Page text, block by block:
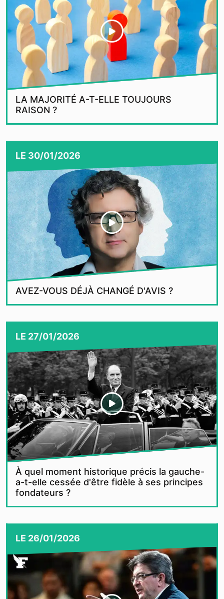
LA MAJORITÉ A-T-ELLE TOUJOURS
RAISON ?
LE 30/01/2026
AVEZ-VOUS DÉJÀ CHANGÉ D'AVIS ?
LE 27/01/2026
À quel moment historique précis la gauche-
a-t-elle cessée d'être fidèle à ses principes
fondateurs ?
LE 26/01/2026